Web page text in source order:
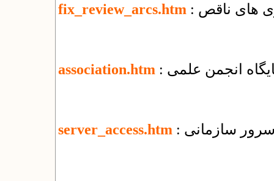
fix_review_arcs.htm های ناقص
association.htm انجمن علمی
server_access.htm سرور سازمانی